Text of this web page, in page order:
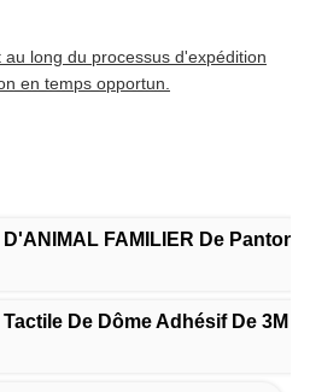
long du processus d'expédition
en temps opportun.
FAMILIER De Pantone
De Dôme Adhésif De 3M